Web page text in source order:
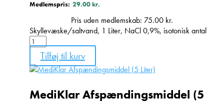
Medlemspris: 29.00kr.
Pris uden medlemskab: 75.00 kr.
Skyllevæske/saltvand, 1 Liter, NaCl 0,9%, isotonisk antal
Tilføj til kurv
MediKlar Afspændingsmiddel (5